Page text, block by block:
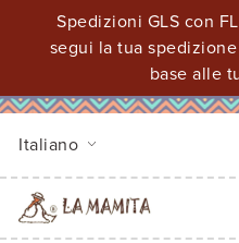
Spedizioni GLS con
segui la tua
base alle
Italiano